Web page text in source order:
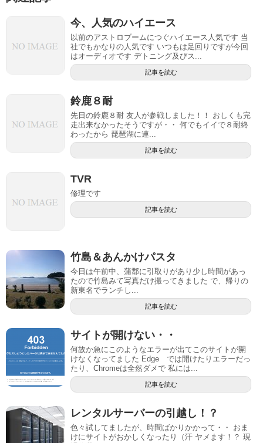
今、人気のハイエース
以前のアストロブームにつぐハイエース人気です 当
社でもかなりの人気です いつもは足回りですが今回
はオーディオです デトニング及びス...
記事を読む
鈴鹿８耐
先日の鈴鹿８耐 友人が参戦しました！！ おしくも完
走出来なかったそうですが・・ 何でもイイで８耐終
わったから 琵琶湖に連...
記事を読む
TVR
修理です
記事を読む
竹島＆あんかけパスタ
今日は午前中、蒲郡に引取りがあり少し時間があっ
たので竹島みて写真だけ撮ってきました で、帰りの
新東名でランチし...
記事を読む
サイトが開けない・・
何故か急にこのようなエラーが出てこのサイトが開
けなくなってました Edge では開けたりエラーだっ
たり、Chromeは全然ダメで 私には...
記事を読む
レンタルサーバーの引越し！？
色々試してましたが、時間ばかりかかって・・ おま
けにサイトがおかしくなったり（汗 ヤメます！？ 現